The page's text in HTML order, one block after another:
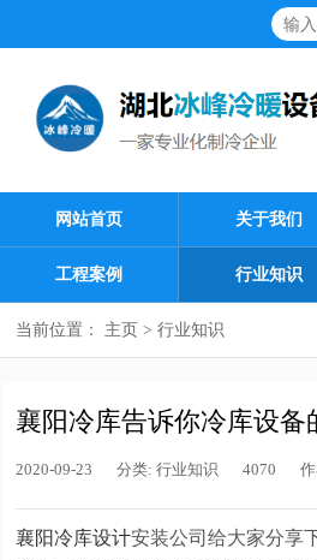
网站首页 关于我们
工程案例 行业知识
当前位置： 主页 > 行业知识
襄阳冷库告诉你冷库设备
2020-09-23 分类: 行业知识 4070 作
襄阳冷库设计安装公司给大家分享